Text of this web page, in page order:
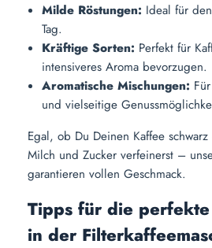
Milde Röstungen: Ideal für
Tag.
Kräftige Sorten: Perfekt für
intensiveres Aroma bevorzugen.
Aromatische Mischungen:
und vielseitige
Egal, ob Du Deinen Kaffee
Milch und Zucker verfeinerst –
garantieren vollen Geschmack.
Tipps für die
in der